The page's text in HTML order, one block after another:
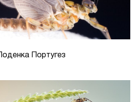
Поденка Португез